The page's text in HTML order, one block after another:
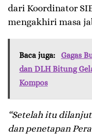
dari Koordinator
mengakhiri masa
Baca juga:
Gagas
dan DLH Bitung
Kompos
“Setelah itu
dan penetapan